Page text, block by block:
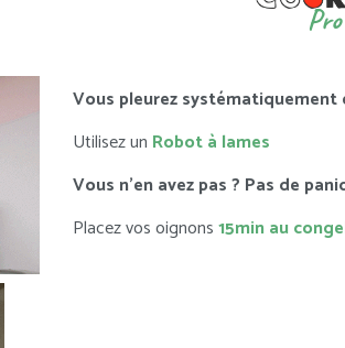
Vous pleurez systématiquement
Utilisez un Robot à lames
Vous n’en avez pas ? Pas de
Placez vos oignons15min au